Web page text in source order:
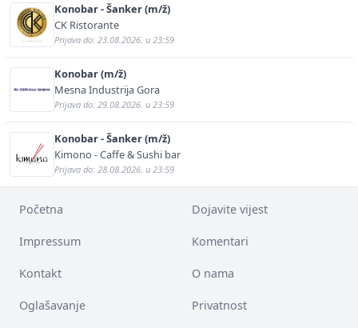
Konobar - Šanker (m/ž)
CK Ristorante
Prijava do: 23.08.2026. u 23:59
Konobar (m/ž)
Mesna Industrija Gora
Prijava do: 29.08.2026. u 23:59
Konobar - Šanker (m/ž)
Kimono - Caffe & Sushi bar
Prijava do: 28.08.2026. u 23:59
Početna Dojavite vijest
Impressum Komentari
Kontakt O nama
Oglašavanje Privatnost